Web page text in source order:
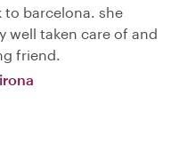
to barcelona. she
well taken care of and
friend.